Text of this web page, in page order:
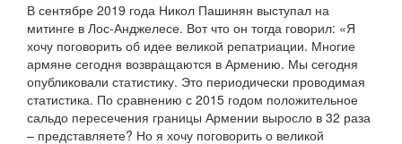
В сентябре 2019 года Никол Пашинян выступал на
митинге в Лос-Анджелесе. Вот что он тогда говорил: «Я
хочу поговорить об идее великой репатриации. Многие
армяне сегодня возвращаются в Армению. Мы сегодня
опубликовали статистику. Это периодически проводимая
статистика. По сравнению с 2015 годом положительное
сальдо пересечения границы Армении выросло в 32 раза
– представляете? Но я хочу поговорить о великой